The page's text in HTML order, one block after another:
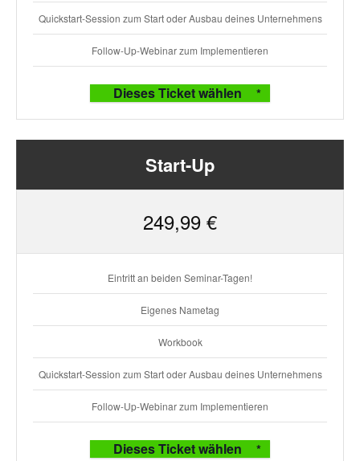
Quickstart-Session zum Start oder Ausbau deines Unternehmens
Follow-Up-Webinar zum Implementieren
Dieses Ticket wählen
Start-Up
249,99 €
Eintritt an beiden Seminar-Tagen!
Eigenes Nametag
Workbook
Quickstart-Session zum Start oder Ausbau deines Unternehmens
Follow-Up-Webinar zum Implementieren
Dieses Ticket wählen